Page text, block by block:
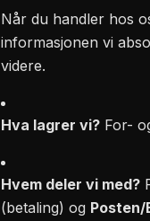
Når du handler hos
informasjonen vi
videre.
Hva lagrer vi? For-
Hvem deler vi med?
(betaling) og Posten/